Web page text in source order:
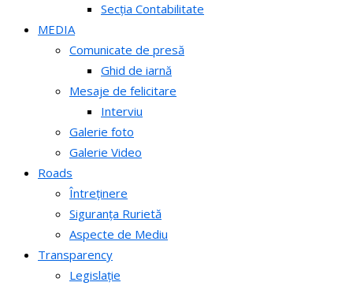
Secția Contabilitate
MEDIA
Comunicate de presă
Ghid de iarnă
Mesaje de felicitare
Interviu
Galerie foto
Galerie Video
Roads
Întreținere
Siguranța Rurietă
Aspecte de Mediu
Transparency
Legislație